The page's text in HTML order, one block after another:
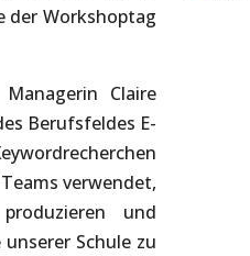
der Workshoptag
Claire
Berufsfeldes E-
verwendet,
und
Schule zu